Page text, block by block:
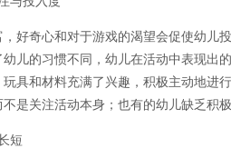
好奇心和对于游戏的渴望会促使幼儿
儿的习惯不同，幼儿在活动中表现出
具和材料充满了兴趣，积极主动地进
是关注活动本身；也有的幼儿缺乏积
短